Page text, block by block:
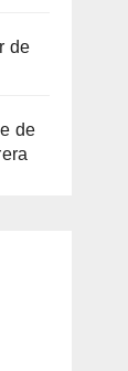
de
de